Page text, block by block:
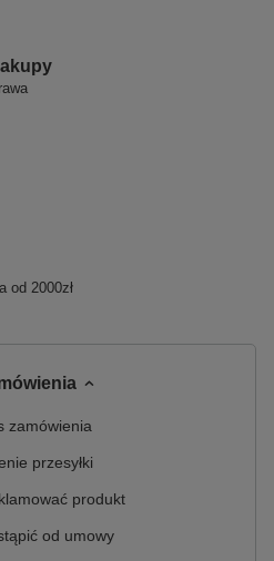
od 2000zł
zamówienia
przesyłki
produkt
od umowy